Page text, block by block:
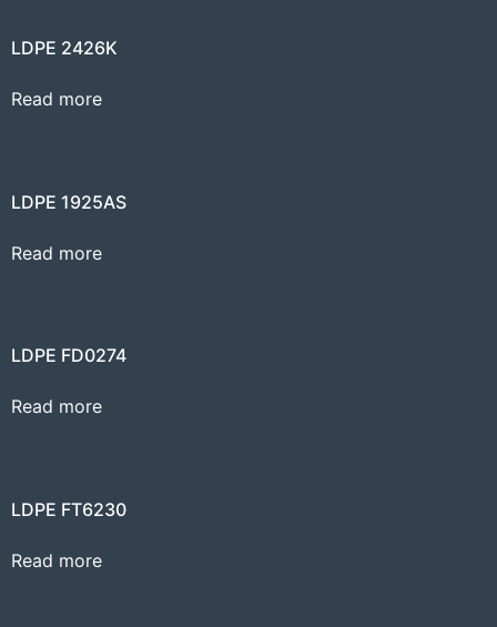
LDPE 2426K
Read more
LDPE 1925AS
Read more
LDPE FD0274
Read more
LDPE FT6230
Read more